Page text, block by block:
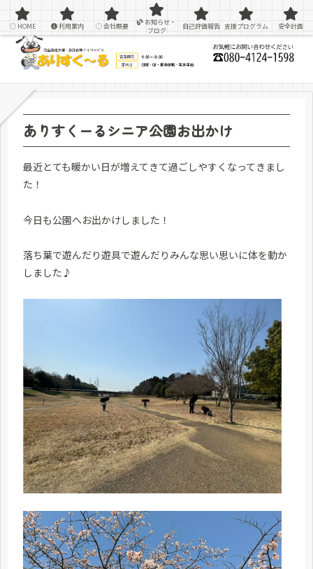
感覚統合療法を用いた療育＆支援
ありすくーるシニア公園お出かけ
最近とても暖かい日が増えてきて過ごしやすくなってきまし
た！
今日も公園へお出かけしました！
落ち葉で遊んだり遊具で遊んだりみんな思い思いに体を動か
しました♪
HOME 利用案内 会社概要
お知らせ・
ブログ
自己評価報告 支援プログラム 安全計画